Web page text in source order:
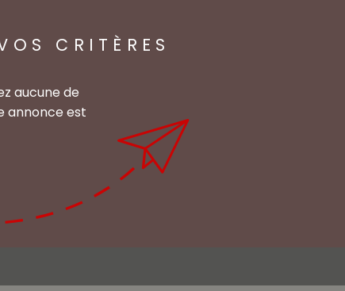
CRITÈRES
aucune de
annonce est